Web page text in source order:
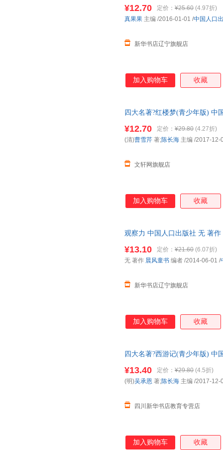
¥12.70 定价： ¥25.60 (4.97折)
新华书店辽宁旗舰店
真果果 主编 /2016-01-01 /中国人口
加入购物车 收藏
四大名著?红楼梦(青少年版) 中
¥12.70 定价： ¥29.80 (4.27折)
文轩网旗舰店
(清)曹雪芹 著;陈长海 主编 /2017-12-
加入购物车 收藏
观察力 中国人口出版社 无 著
¥13.10 定价： ¥21.60 (6.07折)
新华书店辽宁旗舰店
无 著作 晨风童书 编者 /2014-06-01 /
加入购物车 收藏
四大名著?西游记(青少年版) 中
¥13.40 定价： ¥29.80 (4.5折)
四川新华书店教育专营店
(明)吴承恩 著;陈长海 主编 /2017-12-
加入购物车 收藏